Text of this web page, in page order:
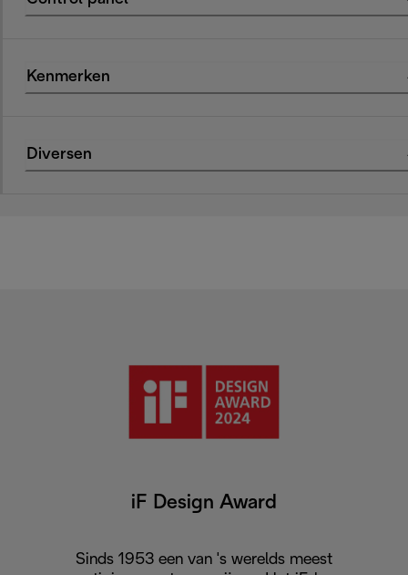
Kenmerken
Diversen
iF Design Award
Sinds 1953 een van 's werelds meest